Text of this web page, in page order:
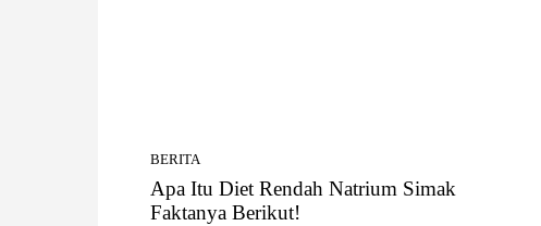
BERITA
Apa Itu Diet Rendah Natrium Simak
Faktanya Berikut!